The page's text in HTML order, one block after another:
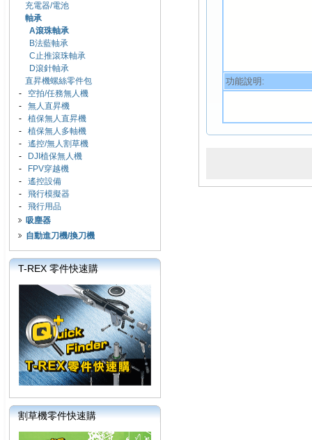
充電器/電池
軸承
A滾珠軸承
B法藍軸承
C止推滾珠軸承
D滾針軸承
直昇機螺絲零件包
- 空拍/任務無人機
- 無人直昇機
- 植保無人直昇機
- 植保無人多軸機
- 遙控/無人割草機
-
DJI植保無人機
-
FPV穿越機
- 遙控設備
- 飛行模擬器
- 飛行用品
吸塵器
自動進刀機/換刀機
T-REX 零件快速購
割草機零件快速購
功能說明: